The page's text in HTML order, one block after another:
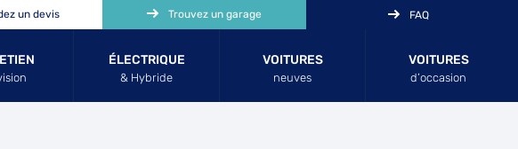
ÉLECTRIQUE
& Hybride
VOITURES
neuves
VOITURES
d’occasion
un devis Trouvez un garage FAQ